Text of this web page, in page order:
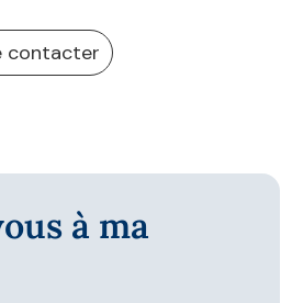
contacter
à ma